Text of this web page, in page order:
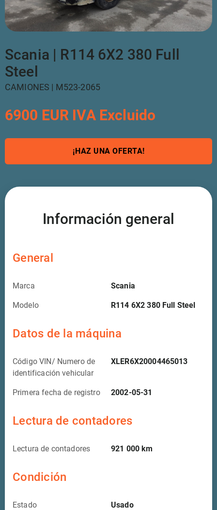
Scania | R114 6X2 380 Full
Steel
CAMIONES | M523-2065
6900 EUR IVA Excluido
¡HAZ UNA OFERTA!
Información general
General
Marca Scania
Modelo R114 6X2 380 Full Steel
Datos de la máquina
Código VIN/ Numero de
identificación vehicular
XLER6X20004465013
Primera fecha de registro 2002-05-31
Lectura de contadores
Lectura de contadores 921 000km
Condición
Estado Usado